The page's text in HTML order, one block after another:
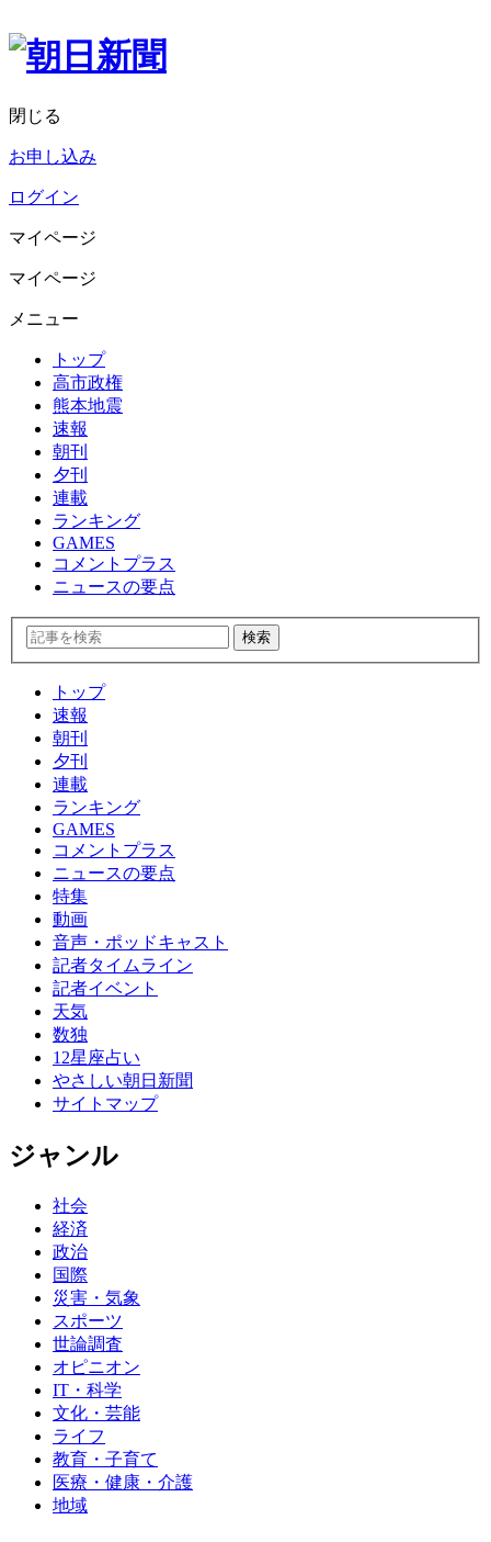
閉じる
お申し込み
ログイン
マイページ
マイページ
メニュー
トップ
高市政権
熊本地震
速報
朝刊
夕刊
連載
ランキング
GAMES
コメントプラス
ニュースの要点
トップ
速報
朝刊
夕刊
連載
ランキング
GAMES
コメントプラス
ニュースの要点
特集
動画
音声・ポッドキャスト
記者タイムライン
記者イベント
天気
数独
12星座占い
やさしい朝日新聞
サイトマップ
ジャンル
社会
経済
政治
国際
災害・気象
スポーツ
世論調査
オピニオン
IT・科学
文化・芸能
ライフ
教育・子育て
医療・健康・介護
地域